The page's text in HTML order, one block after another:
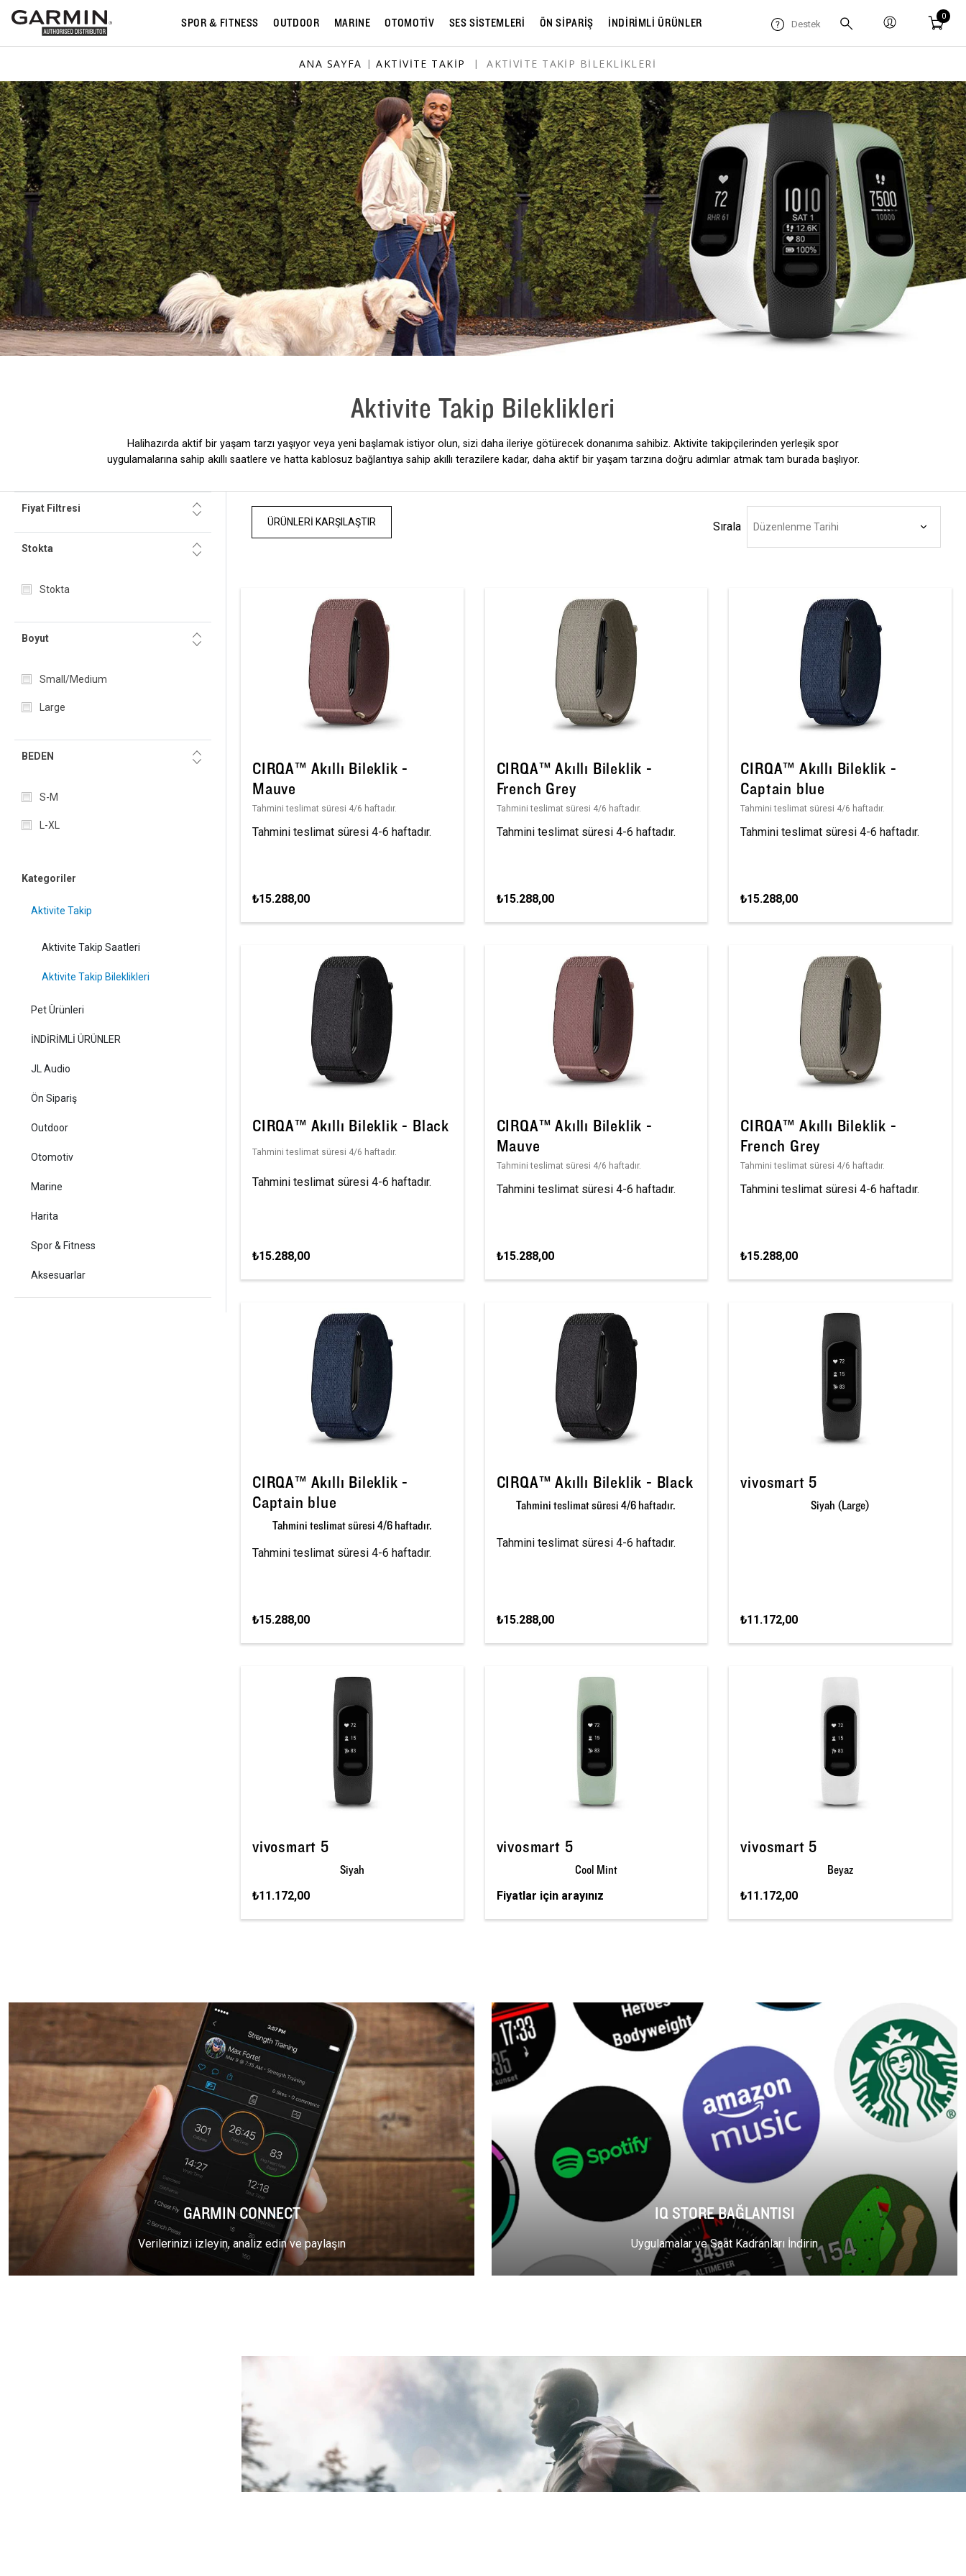
SPOR & FITNESS OUTDOOR MARINE OTOMOTİV SES SİSTEMLERİ ÖN SİPARİŞ İNDİRİMLİ ÜRÜNLER Destek
0
ANA SAYFA | AKTIVITE TAKIP | AKTIVITE TAKIP BILEKLIKLERI
Aktivite Takip Bileklikleri
Halihazırda aktif bir yaşam tarzı yaşıyor veya yeni başlamak istiyor olun, sizi daha ileriye götürecek donanıma sahibiz. Aktivite takipçilerinden yerleşik spor
uygulamalarına sahip akıllı saatlere ve hatta kablosuz bağlantıya sahip akıllı terazilere kadar, daha aktif bir yaşam tarzına doğru adımlar atmak tam burada başlıyor.
Fiyat Filtresi
Stokta
Stokta
Boyut
Small/Medium
Large
BEDEN
S-M
L-XL
Kategoriler
Aktivite Takip
Aktivite Takip Saatleri
Aktivite Takip Bileklikleri
Pet Ürünleri
İNDİRİMLİ ÜRÜNLER
JL Audio
Ön Sipariş
Outdoor
Otomotiv
Marine
Harita
Spor & Fitness
Aksesuarlar
ÜRÜNLERI KARŞILAŞTIR Sırala
CIRQA™ Akıllı Bileklik -
Mauve
Tahmini teslimat süresi 4/6 haftadır.
Tahmini teslimat süresi 4-6 haftadır.
₺15.288,00
CIRQA™ Akıllı Bileklik -
French Grey
Tahmini teslimat süresi 4/6 haftadır.
Tahmini teslimat süresi 4-6 haftadır.
₺15.288,00
CIRQA™ Akıllı Bileklik -
Captain blue
Tahmini teslimat süresi 4/6 haftadır.
Tahmini teslimat süresi 4-6 haftadır.
₺15.288,00
CIRQA™ Akıllı Bileklik - Black
Tahmini teslimat süresi 4/6 haftadır.
Tahmini teslimat süresi 4-6 haftadır.
₺15.288,00
CIRQA™ Akıllı Bileklik -
Mauve
Tahmini teslimat süresi 4/6 haftadır.
Tahmini teslimat süresi 4-6 haftadır.
₺15.288,00
CIRQA™ Akıllı Bileklik -
French Grey
Tahmini teslimat süresi 4/6 haftadır.
Tahmini teslimat süresi 4-6 haftadır.
₺15.288,00
CIRQA™ Akıllı Bileklik -
Captain blue
Tahmini teslimat süresi 4/6 haftadır.
Tahmini teslimat süresi 4-6 haftadır.
₺15.288,00
CIRQA™ Akıllı Bileklik - Black
Tahmini teslimat süresi 4/6 haftadır.
Tahmini teslimat süresi 4-6 haftadır.
₺15.288,00
vivosmart 5
Siyah (Large)
₺11.172,00
vivosmart 5
Siyah
₺11.172,00
vivosmart 5
Cool Mint
Fiyatlar için arayınız
vivosmart 5
Beyaz
₺11.172,00
GARMIN CONNECT
Verilerinizi izleyin, analiz edin ve paylaşın
IQ STORE BAĞLANTISI
Uygulamalar ve Saat Kadranları İndirin